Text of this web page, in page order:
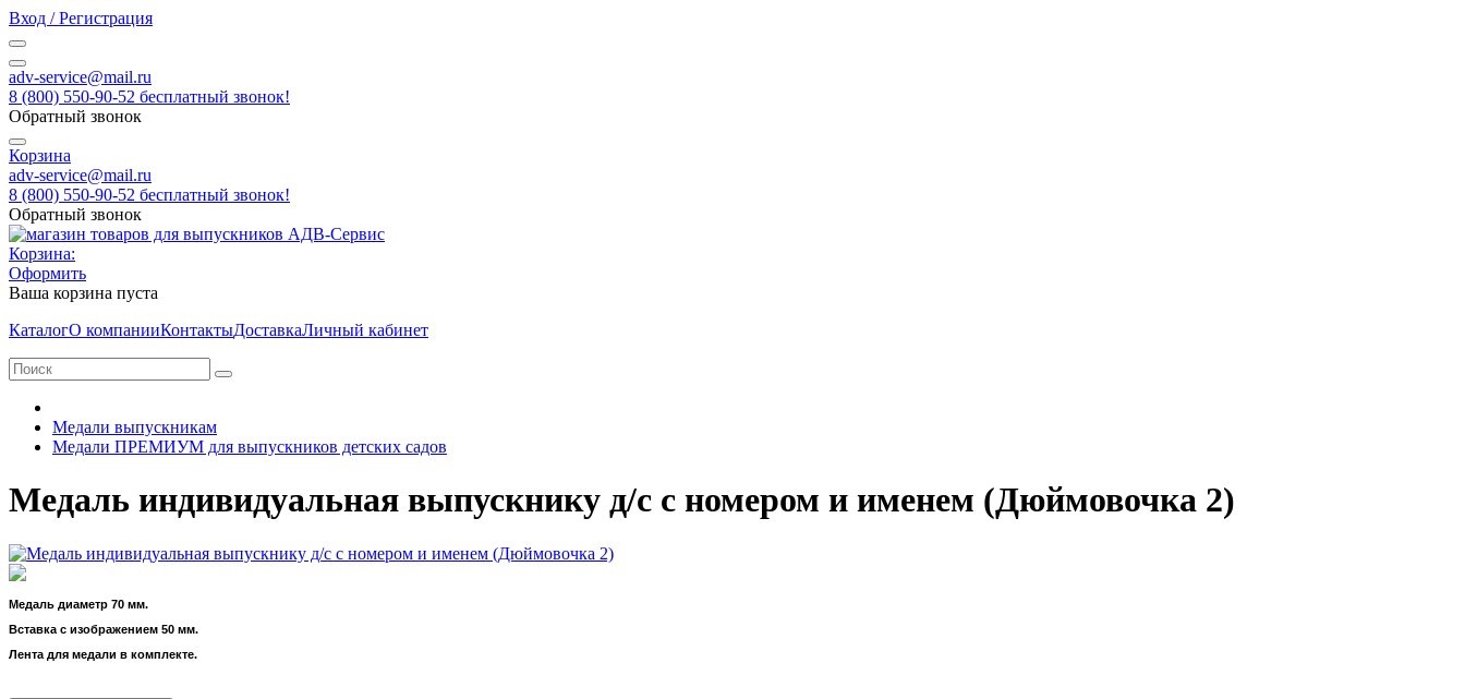
Вход / Регистрация
adv-service@mail.ru
8 (800) 550-90-52 бесплатный звонок!
Обратный звонок
Корзина
adv-service@mail.ru
8 (800) 550-90-52 бесплатный звонок!
Обратный звонок
Корзина:
Оформить
Ваша корзина пуста
КаталогО компанииКонтактыДоставкаЛичный кабинет
Медали выпускникам
Медали ПРЕМИУМ для выпускников детских садов
Медаль индивидуальная выпускнику д/с с номером и именем (Дюймовочка 2)
Медаль диаметр 70 мм.
Вставка с изображением 50 мм.
Лента для медали в комплекте.